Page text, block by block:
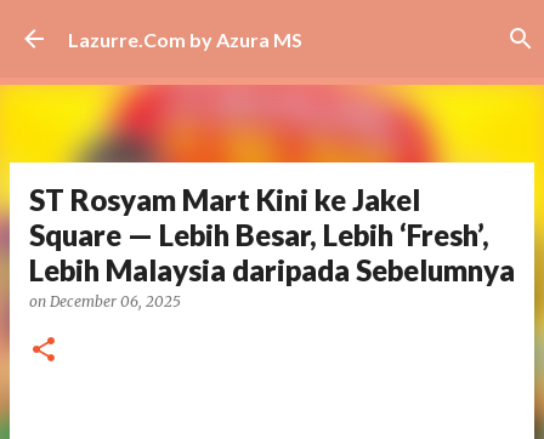
Skip to main content
Lazurre.Com by Azura MS
ST Rosyam Mart Kini ke Jakel
Square — Lebih Besar, Lebih ‘Fresh’,
Lebih Malaysia daripada Sebelumnya
on December 06, 2025